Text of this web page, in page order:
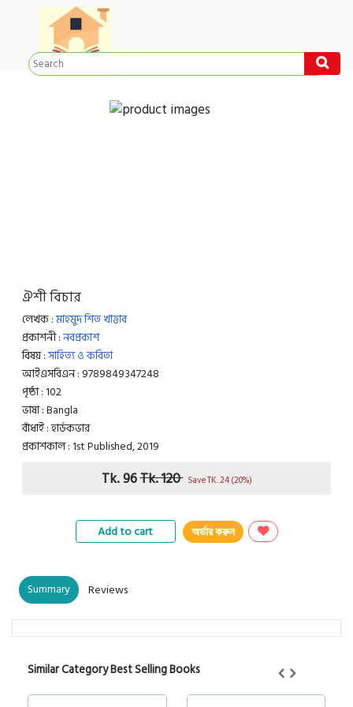
ঐশী বিচার
লেখক :মাহমুদ শিত খাত্তাব
প্রকাশনী :নবপ্রকাশ
বিষয় :সাহিত্য ও কবিতা
আইএসবিএন : 9789849347248
পৃষ্ঠা : 102
ভাষা : Bangla
বাঁধাই : হার্ডকভার
প্রকাশকাল : 1st Published, 2019
Tk. 96Tk. 120 Save TK. 24 (20%)
Add to cart অর্ডার করুন
Summary Reviews
Similar Category Best Selling Books